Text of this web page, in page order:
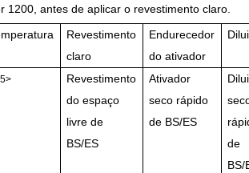
1200, antes de aplicar o revestimento claro.
Revestimento
claro
Endurecedor
do ativador
Revestimento
do espaço
livre de
BS/ES
Ativador
seco rápido
de BS/ES
de
BS/